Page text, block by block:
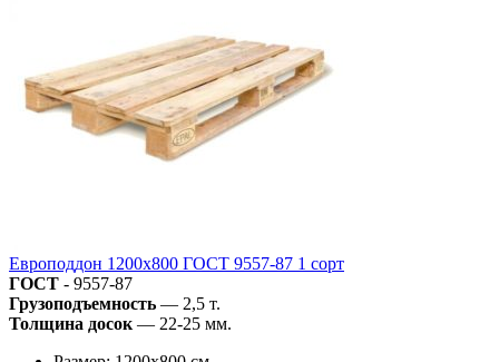
Европоддон 1200х800 ГОСТ 9557-87 1 сорт
ГОСТ - 9557-87
Грузоподъемность — 2,5 т.
Толщина досок — 22-25 мм.